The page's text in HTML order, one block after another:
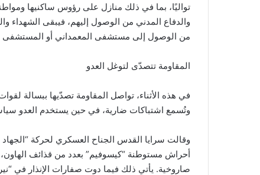
تواليًا، بما في ذلك منازل على رؤوس ساكنيها
والدفاع المدني من الوصول إليهم، فيبقى الشهداء
من الوصول إلى مستشفى المعمداني أو المستشفى
المقاومة تتصدّى لتوغل العدو
في هذه الأثناء، تواصل المقاومة تصدّيها ببسالة
وتُسمع اشتباكات ضارية، في حين يستخدم العدو
وقالت سرايا القدس الجناح العسكري لحركة
أحراش مستوطنة “كيسوفيم” بعدد من قذائف
صاروخية. يأتي ذلك فيما دوت صفارات الإنذار في